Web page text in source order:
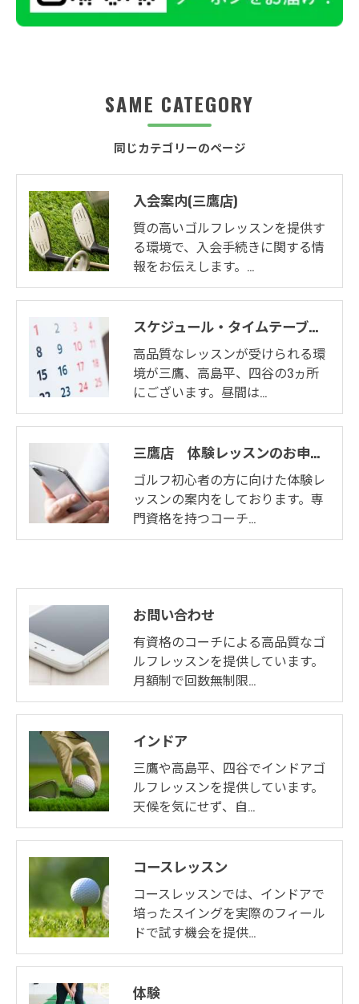
同じカテゴリーのページ
SAME CATEGORY
入会案内(三鷹店)
質の高いゴルフレッスンを提供す
る環境で、入会手続きに関する情
報をお伝えします。…
スケジュール・タイムテーブル(三鷹店)
高品質なレッスンが受けられる環
境が三鷹、高島平、四谷の3ヵ所
にございます。昼間は…
三鷹店 体験レッスンのお申込み
ゴルフ初心者の方に向けた体験レ
ッスンの案内をしております。専
門資格を持つコーチ…
お問い合わせ
有資格のコーチによる高品質なゴ
ルフレッスンを提供しています。
月額制で回数無制限…
インドア
三鷹や高島平、四谷でインドアゴ
ルフレッスンを提供しています。
天候を気にせず、自…
コースレッスン
コースレッスンでは、インドアで
培ったスイングを実際のフィール
ドで試す機会を提供…
体験